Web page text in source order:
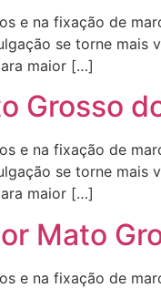
e na fixação de
se torne
maior […]
Grosso
e na fixação de
se torne
maior […]
Mato
e na fixação de